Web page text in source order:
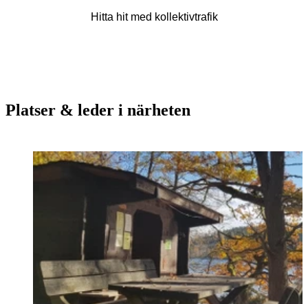
Hitta hit med kollektivtrafik
Platser & leder i närheten